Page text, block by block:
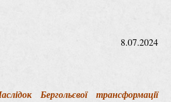
8.07.2024
Бергольєвої трансформації